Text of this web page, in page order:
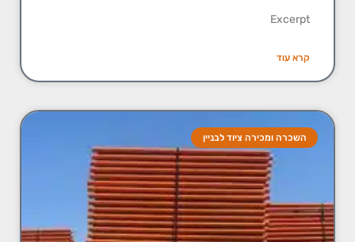
Excerpt
קרא עוד
השכרה ומכירה ציוד לבניין